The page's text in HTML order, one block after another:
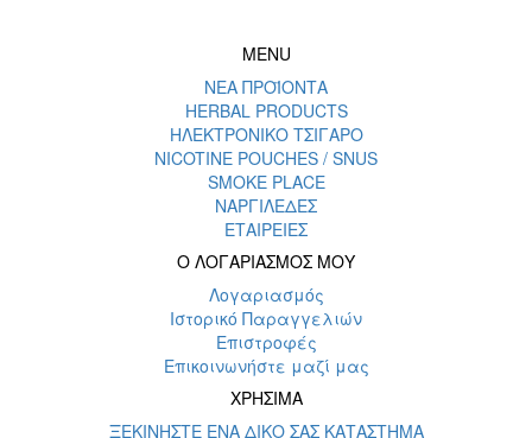
MENU
ΝΕΑ ΠΡΟΪΟΝΤΑ
HERBAL PRODUCTS
ΗΛΕΚΤΡΟΝΙΚΟ ΤΣΙΓΑΡΟ
NICOTINE POUCHES / SNUS
SMOKE PLACE
ΝΑΡΓΙΛΕΔΕΣ
ΕΤΑΙΡΕΙΕΣ
Ο ΛΟΓΑΡΙΑΣΜΟΣ ΜΟΥ
Λογαριασμός
Ιστορικό Παραγγελιών
Επιστροφές
Επικοινωνήστε μαζί μας
ΧΡΗΣΙΜΑ
ΞΕΚΙΝΗΣΤΕ ΕΝΑ ΔΙΚΟ ΣΑΣ ΚΑΤΑΣΤΗΜΑ